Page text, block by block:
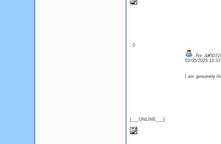
: 0
{___ONLINE___}
Re:
02/05/2023
I am genuinely